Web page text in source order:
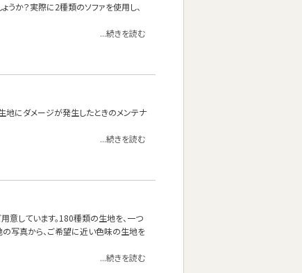
うか？実際に2種類のソファを使用し、
...続きを読む
地にダメージが発生したときのメンテナ
...続きを読む
意しています。180種類の生地を、一つ
写真から、ご希望に近い色味の生地を
...続きを読む